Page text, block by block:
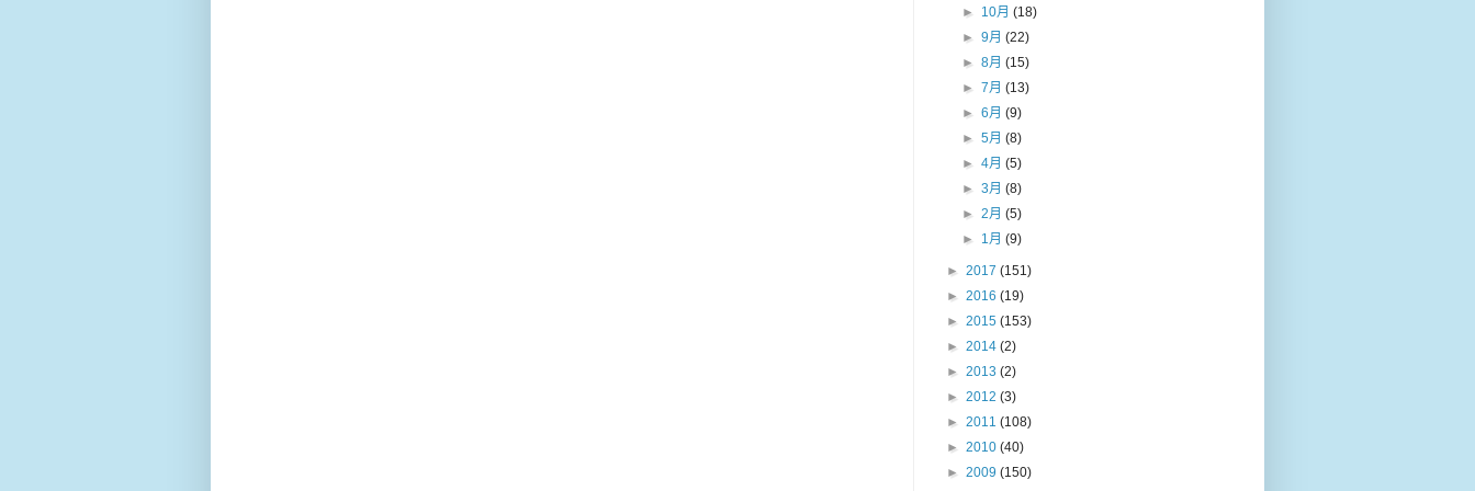
► 10月(18)
►9月(22)
►8月(15)
►7月(13)
►6月(9)
►5月(8)
►4月(5)
►3月(8)
►2月(5)
► 1月(9)
► 2017 (151)
► 2016 (19)
► 2015 (153)
► 2014 (2)
► 2013 (2)
► 2012 (3)
► 2011 (108)
► 2010 (40)
► 2009 (150)